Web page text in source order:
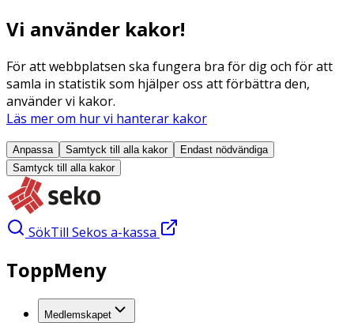
Vi använder kakor!
För att webbplatsen ska fungera bra för dig och för att
samla in statistik som hjälper oss att förbättra den,
använder vi kakor.
Läs mer om hur vi hanterar kakor
Anpassa Samtyck till alla kakor
Endast nödvändiga
Samtyck till alla kakor
SökTill Sekos a-kassa
ToppMeny
Medlemskapet